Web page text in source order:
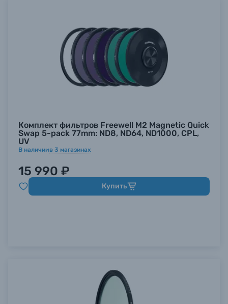
Комплект фильтров Freewell M2 Magnetic Quick
Swap 5-pack 77mm: ND8, ND64, ND1000, CPL,
UV
В наличиив 3 магазинах
15 990 ₽
Купить